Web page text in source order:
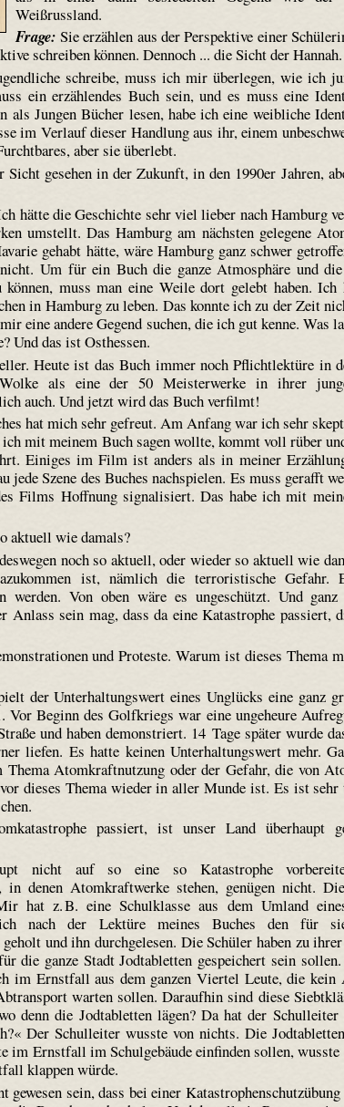
Weißrussland.
Frage: Sie erzählen aus der Perspektive einer
schreiben können. Dennoch ... die Sicht der
schreibe, muss ich mir überlegen, wie ich
ein erzählendes Buch sein, und es muss eine
als Jungen Bücher lesen, habe ich eine weibliche
im Verlauf dieser Handlung aus ihr, einem
aber sie überlebt.
gesehen in der Zukunft, in den 1990er Jahren,
hätte die Geschichte sehr viel lieber nach Hamburg
umstellt. Das Hamburg am nächsten gelegene
gehabt hätte, wäre Hamburg ganz schwer
Um für ein Buch die ganze Atmosphäre und die
können, muss man eine Weile dort gelebt haben.
in Hamburg zu leben. Das konnte ich zu der Zeit
eine andere Gegend suchen, die ich gut kenne. Was
Und das ist Osthessen.
Heute ist das Buch immer noch Pflichtlektüre in
als eine der 50 Meisterwerke in ihrer
auch. Und jetzt wird das Buch verfilmt!
hat mich sehr gefreut. Am Anfang war ich sehr
ich mit meinem Buch sagen wollte, kommt voll rüber
Einiges im Film ist anders als in meiner
jede Szene des Buches nachspielen. Es muss gerafft
Films Hoffnung signalisiert. Das habe ich mit
aktuell wie damals?
noch so aktuell, oder wieder so aktuell wie
ist, nämlich die terroristische Gefahr.
werden. Von oben wäre es ungeschützt. Und
sein mag, dass da eine Katastrophe passiert,
und Proteste. Warum ist dieses Thema
der Unterhaltungswert eines Unglücks eine ganz
Beginn des Golfkriegs war eine ungeheure
und haben demonstriert. 14 Tage später wurde
liefen. Es hatte keinen Unterhaltungswert mehr.
Atomkraftnutzung oder der Gefahr, die von
dieses Thema wieder in aller Munde ist. Es ist
passiert, ist unser Land überhaupt
nicht auf so eine so Katastrophe
in denen Atomkraftwerke stehen, genügen nicht.
hat z. B. eine Schulklasse aus dem Umland
nach der Lektüre meines Buches den für
und ihn durchgelesen. Die Schüler haben zu
die ganze Stadt Jodtabletten gespeichert sein
im Ernstfall aus dem ganzen Viertel Leute, die kein
warten sollen. Daraufhin sind diese
denn die Jodtabletten lägen? Da hat der Schulleiter
Der Schulleiter wusste von nichts. Die
im Ernstfall im Schulgebäude einfinden sollen, wusste
klappen würde.
sein, dass bei einer Katastrophenschutzübung